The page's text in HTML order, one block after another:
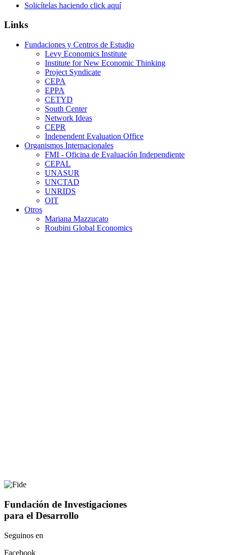
Solicítelas haciendo click aquí
Links
Fundaciones y Centros de Estudio
Levy Economics Institute
Institute for New Economic Thinking
Project Syndicate
CEPA
EPPA
CETYD
South Center
Network Ideas
CEPR
Independent Evaluation Office
Organismos Internacionales
FMI - Oficina de Evaluación Independiente
CEPAL
UNASUR
UNCTAD
UNRIDS
OIT
Otros
Mariana Mazzucato
Roubini Global Economics
Fundación de Investigaciones
para el Desarrollo
Seguinos en
Facebook